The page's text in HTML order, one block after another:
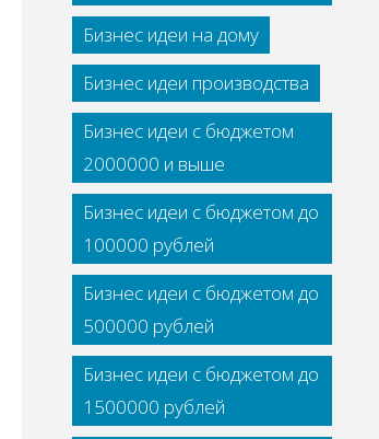
Бизнес идеи на дому
Бизнес идеи производства
Бизнес идеи с бюджетом
2000000 и выше
Бизнес идеи с бюджетом до
100000 рублей
Бизнес идеи с бюджетом до
500000 рублей
Бизнес идеи с бюджетом до
1500000 рублей